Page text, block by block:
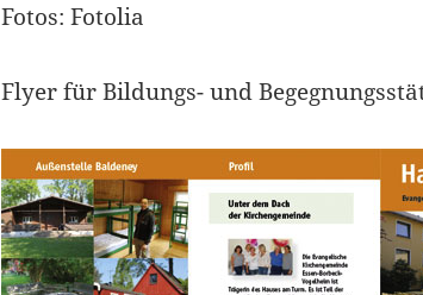
Fotos: Fotolia
Flyer für Bildungs- und